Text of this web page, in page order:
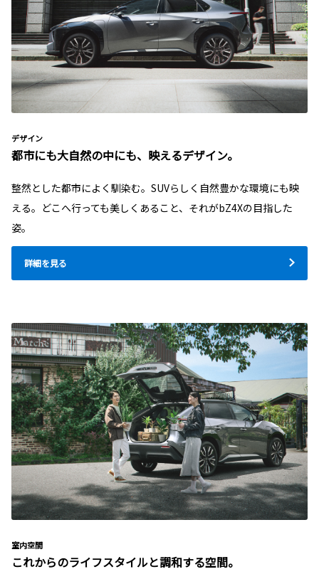
デザイン
都市にも大自然の中にも、映えるデザイン。
整然とした都市によく馴染む。SUVらしく自然豊かな環境にも映
える。どこへ行っても美しくあること、それがbZ4Xの目指した
姿。
詳細を見る
室内空間
これからのライフスタイルと調和する空間。